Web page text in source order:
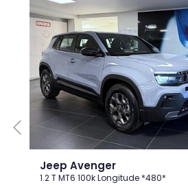
Jeep Avenger
1.2 T MT6 100k Longitude *480*